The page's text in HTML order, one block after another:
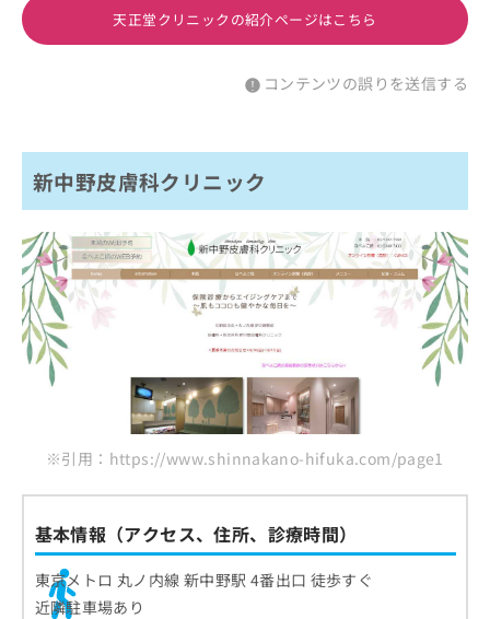
天正堂クリニックの紹介ページはこちら
コンテンツの誤りを送信する
新中野皮膚科クリニック
※引用：https://www.shinnakano-hifuka.com/page1
基本情報（アクセス、住所、診療時間）
東京メトロ 丸ノ内線 新中野駅 4番出口 徒歩すぐ
近隣駐車場あり